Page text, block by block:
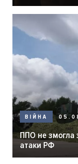
ВІЙНА
ППО не змогла
атаки РФ